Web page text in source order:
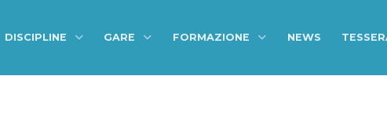
DISCIPLINE GARE FORMAZIONE NEWS